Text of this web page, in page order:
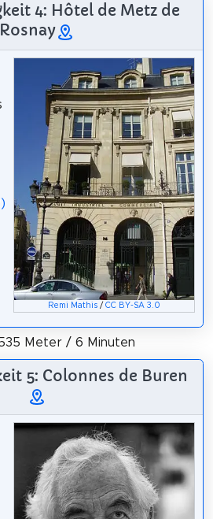
4: Hôtel de Metz de
Rosnay
Remi Mathis /CC BY-SA 3.0
Meter / 6 Minuten
5: Colonnes de Buren